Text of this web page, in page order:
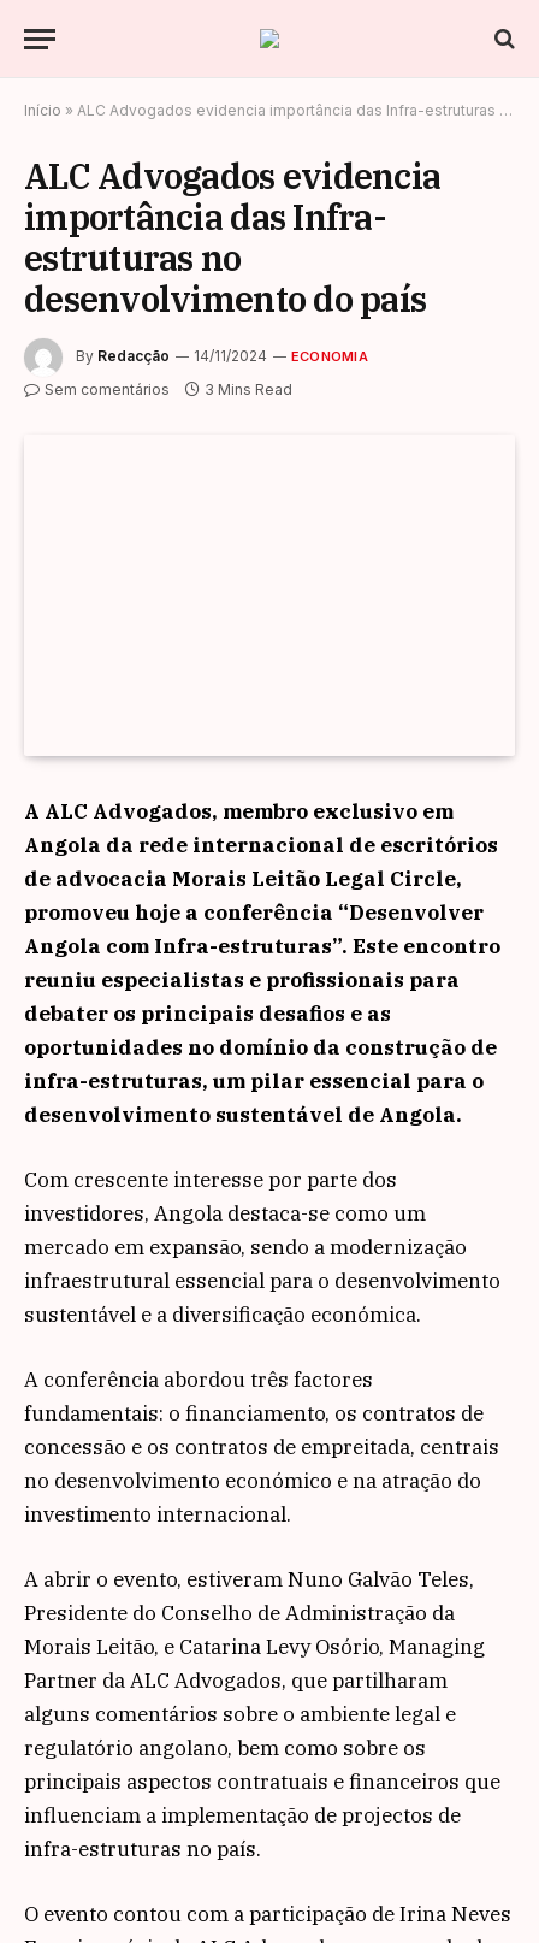
Início » ALC Advogados evidencia importância das Infra-estruturas no desenvolvimento do país
ALC Advogados evidencia
importância das Infra-
estruturas no
desenvolvimento do país
By Redacção 14/11/2024 ECONOMIA
Sem comentários 3 Mins Read
A ALC Advogados, membro exclusivo em
Angola da rede internacional de escritórios
de advocacia Morais Leitão Legal Circle,
promoveu hoje a conferência “Desenvolver
Angola com Infra-estruturas”. Este encontro
reuniu especialistas e profissionais para
debater os principais desafios e as
oportunidades no domínio da construção de
infra-estruturas, um pilar essencial para o
desenvolvimento sustentável de Angola.
Com crescente interesse por parte dos
investidores, Angola destaca-se como um
mercado em expansão, sendo a modernização
infraestrutural essencial para o desenvolvimento
sustentável e a diversificação económica.
A conferência abordou três factores
fundamentais: o financiamento, os contratos de
concessão e os contratos de empreitada, centrais
no desenvolvimento económico e na atração do
investimento internacional.
A abrir o evento, estiveram Nuno Galvão Teles,
Presidente do Conselho de Administração da
Morais Leitão, e Catarina Levy Osório, Managing
Partner da ALC Advogados, que partilharam
alguns comentários sobre o ambiente legal e
regulatório angolano, bem como sobre os
principais aspectos contratuais e financeiros que
influenciam a implementação de projectos de
infra-estruturas no país.
O evento contou com a participação de Irina Neves